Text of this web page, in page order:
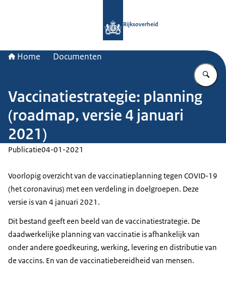
Rijksoverheid
Home Documenten
Vaccinatiestrategie: planning
(roadmap, versie 4 januari
2021)
Publicatie04-01-2021
Voorlopig overzicht van de vaccinatieplanning tegen COVID-19
(het coronavirus) met een verdeling in doelgroepen. Deze
versie is van 4 januari 2021.
Dit bestand geeft een beeld van de vaccinatiestrategie. De
daadwerkelijke planning van vaccinatie is afhankelijk van
onder andere goedkeuring, werking, levering en distributie van
de vaccins. En van de vaccinatiebereidheid van mensen.